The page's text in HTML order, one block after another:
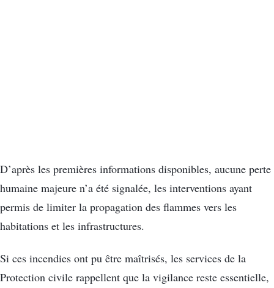
D’après les premières informations disponibles, aucune perte
humaine majeure n’a été signalée, les interventions ayant
permis de limiter la propagation des flammes vers les
habitations et les infrastructures.
Si ces incendies ont pu être maîtrisés, les services de la
Protection civile rappellent que la vigilance reste essentielle,